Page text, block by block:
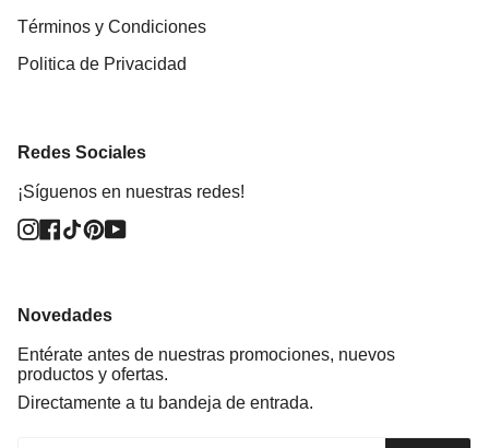
Términos y Condiciones
Politica de Privacidad
Redes Sociales
¡Síguenos en nuestras redes!
Instagram
Facebook
TikTokPinterest
YouTube
Novedades
Entérate antes de nuestras promociones, nuevos
productos y ofertas.
Directamente a tu bandeja de entrada.